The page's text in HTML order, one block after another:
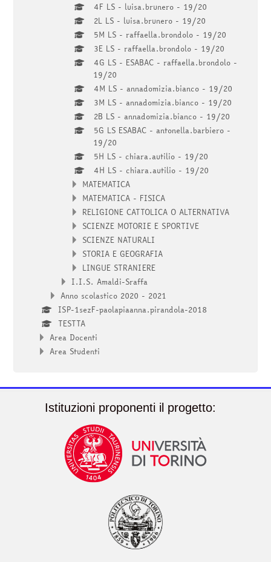
4F LS - luisa.brunero - 19/20
2L LS - luisa.brunero - 19/20
5M LS - raffaella.brondolo - 19/20
3E LS - raffaella.brondolo - 19/20
4G LS - ESABAC - raffaella.brondolo -
19/20
4M LS - annadomizia.bianco - 19/20
3M LS - annadomizia.bianco - 19/20
2B LS - annadomizia.bianco - 19/20
5G LS ESABAC - antonella.barbiero -
19/20
5H LS - chiara.autilio - 19/20
4H LS - chiara.autilio - 19/20
MATEMATICA
MATEMATICA - FISICA
RELIGIONE CATTOLICA O ALTERNATIVA
SCIENZE MOTORIE E SPORTIVE
SCIENZE NATURALI
STORIA E GEOGRAFIA
LINGUE STRANIERE
I.I.S. Amaldi-Sraffa
Anno scolastico 2020 - 2021
ISP-1sezF-paolapiaanna.pirandola-2018
TESTTA
Area Docenti
Area Studenti
Istituzioni proponenti il progetto: